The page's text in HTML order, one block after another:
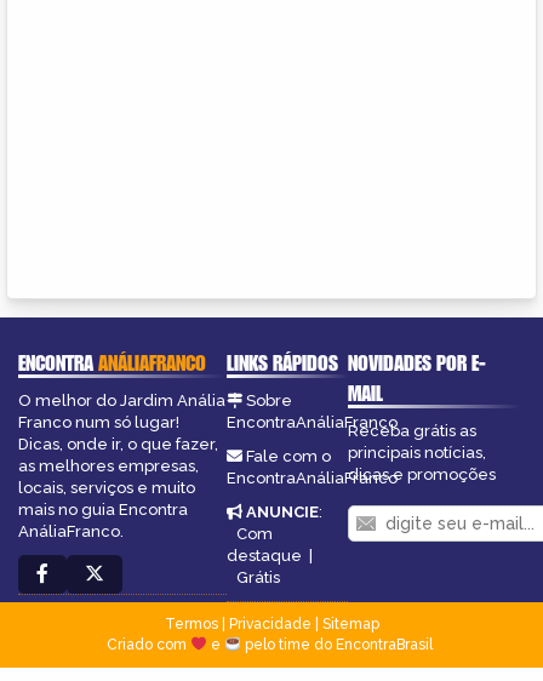
ENCONTRAANÁLIAFRANCO
O melhor do Jardim Anália
Franco num só lugar!
Dicas, onde ir, o que fazer,
as melhores empresas,
locais, serviços e muito
mais no guia Encontra
AnáliaFranco.
LINKS RÁPIDOS
Sobre
EncontraAnáliaFranco
Fale com o
EncontraAnáliaFranco
ANUNCIE:
Com
destaque |
Grátis
NOVIDADES POR E-
MAIL
Receba grátis as
principais notícias,
dicas e promoções
Termos| Privacidade
Sitemap
Criado com
e pelo time do EncontraBrasil